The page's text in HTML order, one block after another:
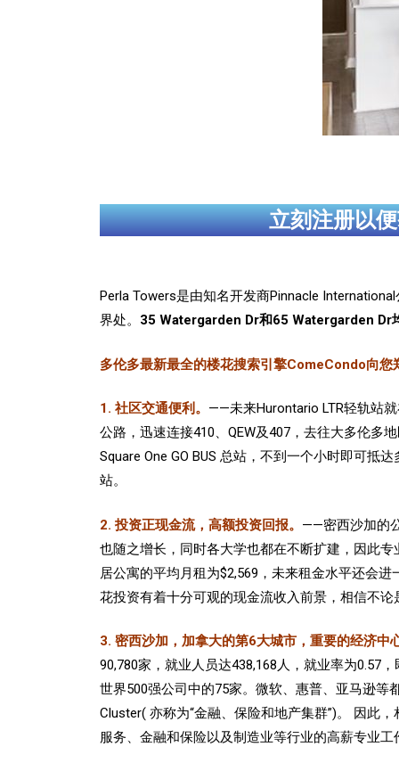
立刻注册以
Perla Towers是由知名开发商Pinnacle
界处。 35 Watergarden Dr和65 Watergarden Dr
多伦多最新最全的楼花搜索引擎ComeCondo向
1. 社区交通便利。 ——未来Hurontario LTR轻轨站
公路，迅速连接410、QEW及407，去往大多伦多
Square One GO BUS 总站，不到一个小时即可抵
站。
2. 投资正现金流，高额投资回报。 ——密西沙加的
也随之增长，同时各大学也都在不断扩建，因此
居公寓的平均月租为$2,569，未来租金水平还会进
花投资有着十分可观的现金流收入前景，相信不
3. 密西沙加，加拿大的第6大城市，重要的经济中
90,780家，就业人员达438,168人，就业率为0.57
世界500强公司中的75家。微软、惠普、亚马逊等
Cluster( 亦称为“金融、保险和地产集群”)。 因此
服务、金融和保险以及制造业等行业的高薪专业